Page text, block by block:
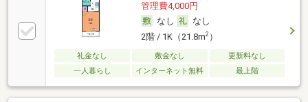
管理費4,000円
なし
なし
2階 / 1K（21.8m2）
礼金なし 敷金なし
更新料なし
一人暮らし
インターネット無料 最上階